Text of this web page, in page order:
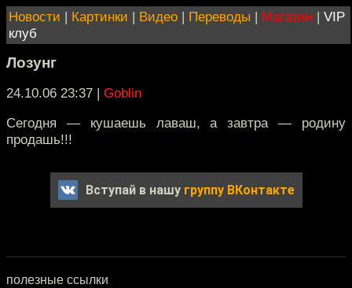
Новости | Картинки | Видео | Переводы | Магазин | VIP
клуб
Лозунг
24.10.06 23:37 | Goblin
Сегодня — кушаешь лаваш, а завтра — родину
продашь!!!
Вступай в нашу группу ВКонтакте
полезные ссылки